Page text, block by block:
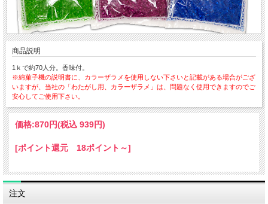
商品説明
1ｋで約70人分。香味付。
※綿菓子機の説明書に、カラーザラメを使用しない下さいと記載がある場合がござ
いますが、当社の「わたがし用、カラーザラメ」は、問題なく使用できますのでご
安心してご使用下さい。
価格:870円(税込 939円)
[ポイント還元 18ポイント～]
注文